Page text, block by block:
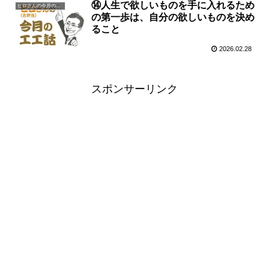
ヒロさんの今月の一言
⑭人生で欲しいものを手に入れるため
の第一歩は、自分の欲しいものを決め
ること
2026.02.28
スポンサーリンク